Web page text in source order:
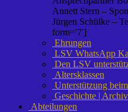
Annett Stern –
Jürgen Schülke –
form='7']
Ehrungen
LSV WhatsApp
Den LSV
Altersklassen
Unterstützung
Geschichte | Archiv
Abteilungen